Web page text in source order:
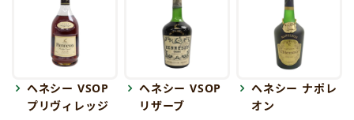
ヘネシー VSOP
プリヴィレッジ
ヘネシー VSOP
リザーブ
ヘネシー ナポレ
オン